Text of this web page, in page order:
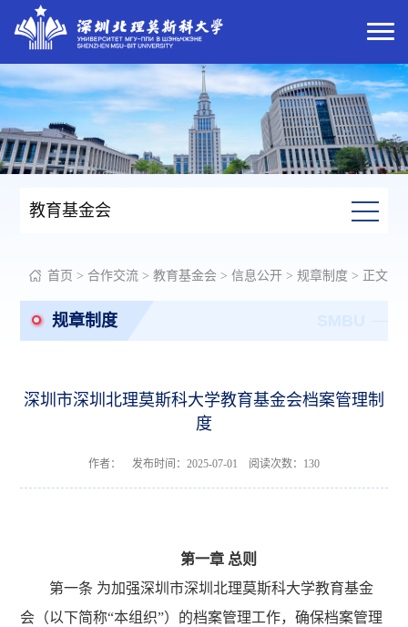
教育基金会
首页 > 合作交流> 教育基金会> 信息公开> 规章制度> 正文
规章制度
深圳市深圳北理莫斯科大学教育基金会档案管理制
度
作者： 发布时间：2025-07-01 阅读次数： 130
第一章 总则
第一条 为加强深圳市深圳北理莫斯科大学教育基金
会（以下简称“本组织”）的档案管理工作，确保档案管理